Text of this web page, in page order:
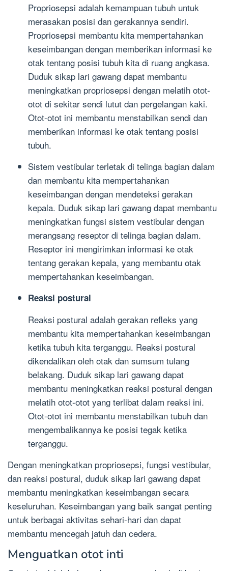
Propriosepsi adalah kemampuan tubuh untuk
merasakan posisi dan gerakannya sendiri.
Propriosepsi membantu kita mempertahankan
keseimbangan dengan memberikan informasi ke
otak tentang posisi tubuh kita di ruang angkasa.
Duduk sikap lari gawang dapat membantu
meningkatkan propriosepsi dengan melatih otot-
otot di sekitar sendi lutut dan pergelangan kaki.
Otot-otot ini membantu menstabilkan sendi dan
memberikan informasi ke otak tentang posisi
tubuh.
Sistem vestibular terletak di telinga bagian dalam
dan membantu kita mempertahankan
keseimbangan dengan mendeteksi gerakan
kepala. Duduk sikap lari gawang dapat membantu
meningkatkan fungsi sistem vestibular dengan
merangsang reseptor di telinga bagian dalam.
Reseptor ini mengirimkan informasi ke otak
tentang gerakan kepala, yang membantu otak
mempertahankan keseimbangan.
Reaksi postural
Reaksi postural adalah gerakan refleks yang
membantu kita mempertahankan keseimbangan
ketika tubuh kita terganggu. Reaksi postural
dikendalikan oleh otak dan sumsum tulang
belakang. Duduk sikap lari gawang dapat
membantu meningkatkan reaksi postural dengan
melatih otot-otot yang terlibat dalam reaksi ini.
Otot-otot ini membantu menstabilkan tubuh dan
mengembalikannya ke posisi tegak ketika
terganggu.
Dengan meningkatkan propriosepsi, fungsi vestibular,
dan reaksi postural, duduk sikap lari gawang dapat
membantu meningkatkan keseimbangan secara
keseluruhan. Keseimbangan yang baik sangat penting
untuk berbagai aktivitas sehari-hari dan dapat
membantu mencegah jatuh dan cedera.
Menguatkan otot inti